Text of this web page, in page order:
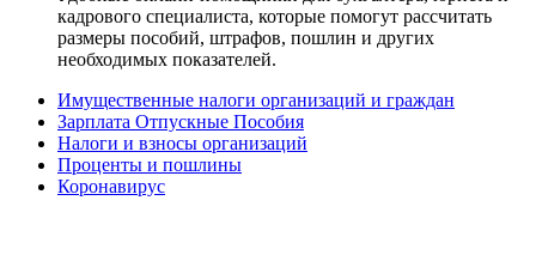
кадрового специалиста, которые помогут рассчитать
размеры пособий, штрафов, пошлин и других
необходимых показателей.
Имущественные налоги организаций и граждан
Зарплата Отпускные Пособия
Налоги и взносы организаций
Проценты и пошлины
Коронавирус